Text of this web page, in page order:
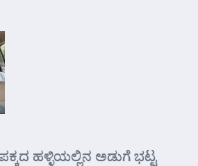
ಹಳ್ಳಿಯಲ್ಲಿನ ಅಡುಗೆ ಭಟ್ಟ